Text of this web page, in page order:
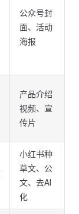
公众号封
面、活动
海报
产品介绍
视频、宣
传片
小红书种
草文、公
文、去AI
化